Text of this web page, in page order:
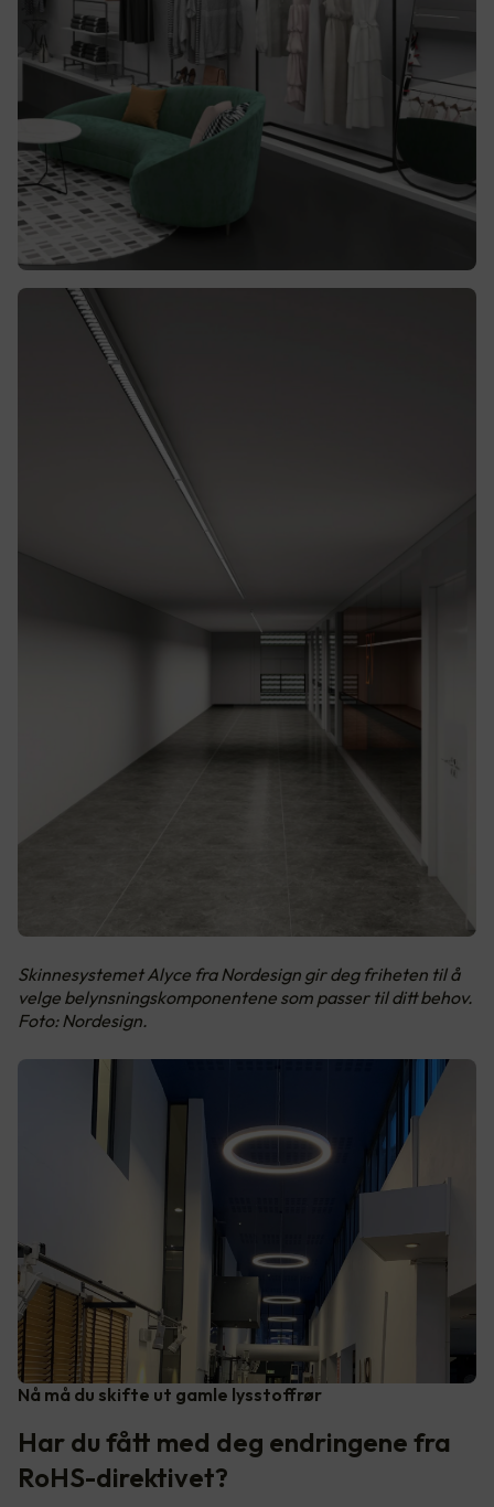
Skinnesystemet Alyce fra Nordesign gir deg friheten til å
velge belynsningskomponentene som passer til ditt behov.
Foto: Nordesign.
Nå må du skifte ut gamle lysstoffrør
Har du fått med deg endringene fra
RoHS-direktivet?